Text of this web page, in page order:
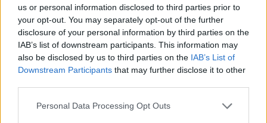
us or personal information disclosed to third parties prior to
your opt-out. You may separately opt-out of the further
disclosure of your personal information by third parties on the
IAB’s list of downstream participants. This information may
also be disclosed by us to third parties on the IAB’s List of
Downstream Participants that may further disclose it to other
Personal Data Processing Opt Outs
Effectiviteit
Hoeveelheid bijwerkingen
Bijwerkingen
verminderde eetlust
misselijkheid
Tldr; aan te raden medicijn; enkele lichte bijwerkingen
waar goed mee te leven is. Ik heb eind 2023 een